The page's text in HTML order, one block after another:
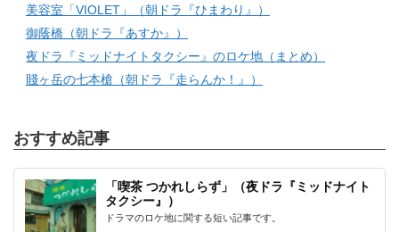
美容室「VIOLET」（朝ドラ『ひまわり』）
御蔭橋（朝ドラ『あすか』）
夜ドラ『ミッドナイトタクシー』のロケ地（まとめ）
賤ヶ岳の七本槍（朝ドラ『走らんか！』）
おすすめ記事
「喫茶 つかれしらず」（夜ドラ『ミッドナイト
タクシー』）
ドラマのロケ地に関する短い記事です。